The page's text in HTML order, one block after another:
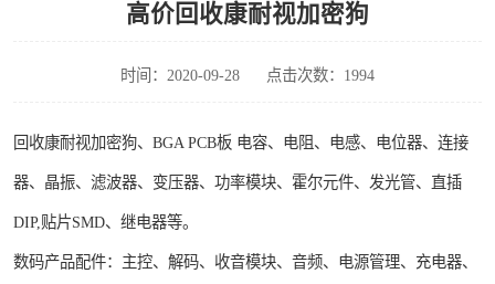
高价回收康耐视加密狗
时间：2020-09-28 点击次数：1994
回收康耐视加密狗、BGA PCB板 电容、电阻、电感、电位器、连接
器、晶振、滤波器、变压器、功率模块、霍尔元件、发光管、直插
DIP,贴片SMD、继电器等。
数码产品配件：主控、解码、收音模块、音频、电源管理、充电器、